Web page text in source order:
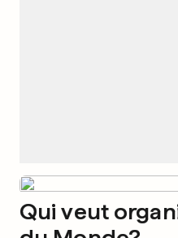
Qui veut